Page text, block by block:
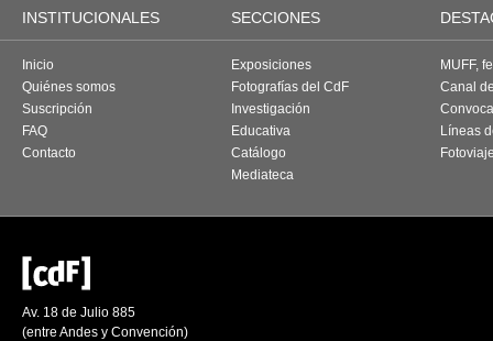
INSTITUCIONALES SECCIONES
Inicio
Quiénes somos
Suscripción
FAQ
Contacto
Exposiciones
Fotografías del CdF
Investigación
Educativa
Catálogo
Mediateca
MUFF,
Canal
Líneas
Av. 18 de Julio 885
(entre Andes y Convención)